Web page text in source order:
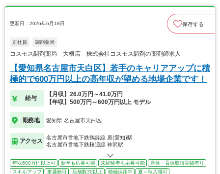
更新日：2026年6月18日 保存する
正社員 調剤薬局
コスモス調剤薬局 大根店 株式会社コスモス調剤の薬剤師求人
【愛知県名古屋市天白区】若手のキャリアアップに積
極的で600万円以上の高年収が望める地場企業です！
給与
【月収】26.0万円～41.0万円
【年収】500万円～600万円以上 モデル
勤務地 愛知県 名古屋市天白区
アクセス
名古屋市営地下鉄鶴舞線 原(愛知)駅
名古屋市営地下鉄桜通線 神沢駅
年収600万円以上可 新卒も応募可能 未経験者も応募可能
産休・育休取得実績有り
スキルアップ
車通勤可 店舗数30以上 積極採用中 夏～秋入職可